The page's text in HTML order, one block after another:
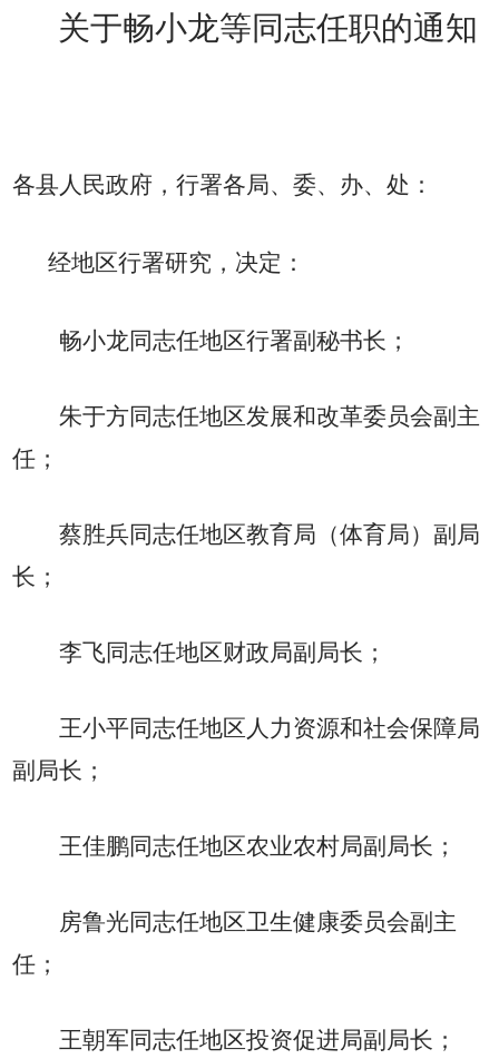
关于畅小龙等同志任职的通知
各县人民政府，行署各局、委、办、处：
经地区行署研究，决定：
畅小龙同志任地区行署副秘书长；
朱于方同志任地区发展和改革委员会副主
任；
蔡胜兵同志任地区教育局（体育局）副局
长；
李飞同志任地区财政局副局长；
王小平同志任地区人力资源和社会保障局
副局长；
王佳鹏同志任地区农业农村局副局长；
房鲁光同志任地区卫生健康委员会副主
任；
王朝军同志任地区投资促进局副局长；